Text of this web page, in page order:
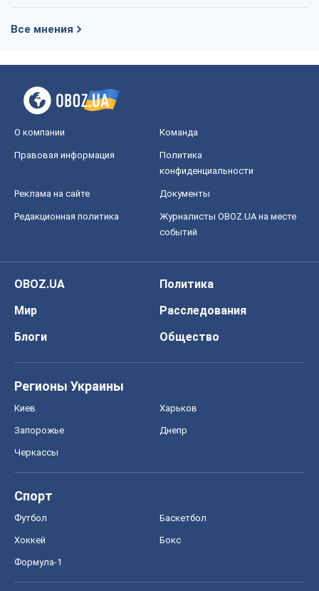
Все мнения
О компании Команда
Правовая информация
Политика
конфиденциальности
Реклама на сайте Документы
Редакционная политика
Журналисты OBOZ.UA на месте
событий
OBOZ.UA
Политика
Мир
Расследования
Блоги
Общество
Регионы Украины
Киев Харьков
Запорожье Днепр
Черкассы
Спорт
Футбол Баскетбол
Хоккей Бокс
Формула-1